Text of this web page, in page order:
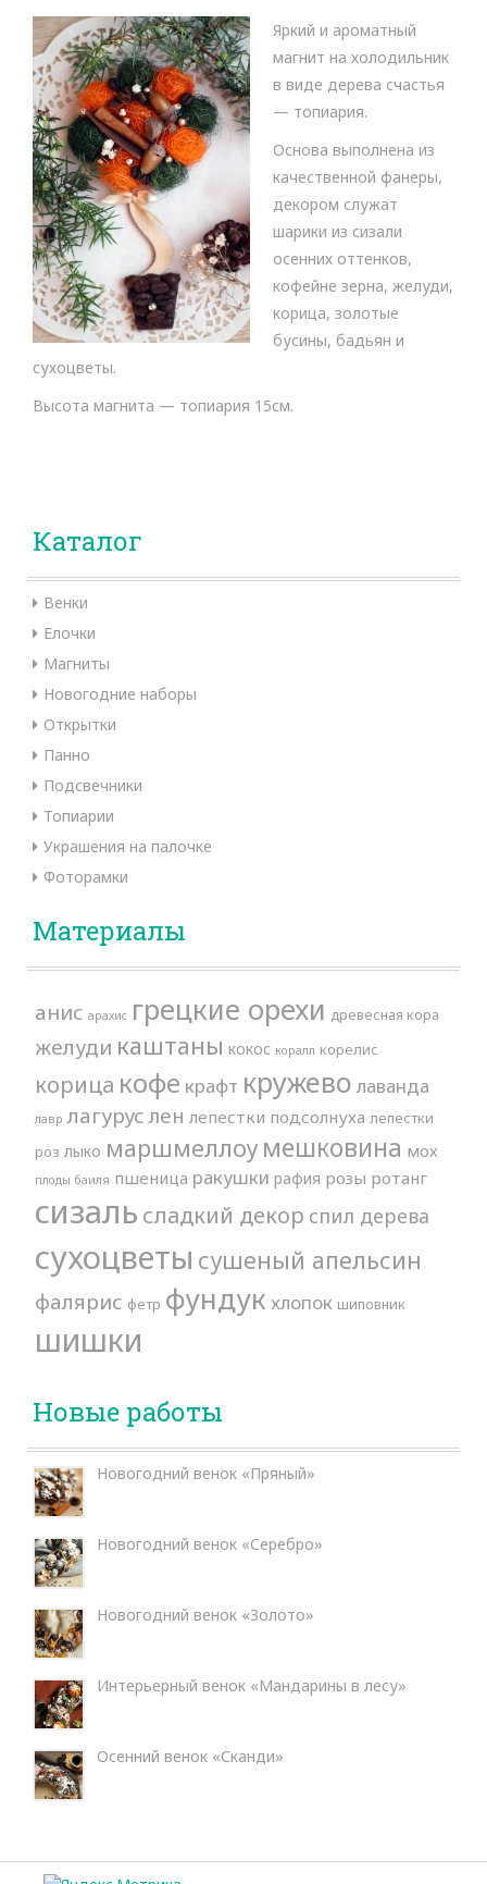
c
e
b
o
o
k
i
t
t
e
r
v
e
J
o
u
r
n
a
l
Яркий и ароматный
магнит на холодильник
в виде дерева счастья
— топиария.
Основа выполнена из
качественной фанеры,
декором служат
шарики из сизали
осенних оттенков,
кофейне зерна, желуди,
корица, золотые
бусины, бадьян и
сухоцветы.
Высота магнита — топиария 15см.
Каталог
Венки
Елочки
Магниты
Новогодние наборы
Открытки
Панно
Подсвечники
Топиарии
Украшения на палочке
Фоторамки
Материалы
анис арахис грецкие орехи древесная кора
желуди каштаны кокос коралл корелис
корица кофе крафт кружево лаванда
лавр лагурус лен лепестки подсолнуха лепестки
роз лыко маршмеллоу мешковина мох
плоды баиля пшеница ракушки рафия розы ротанг
сизаль сладкий декор спил дерева
сухоцветы сушеный апельсин
фалярис фетр фундук хлопок шиповник
шишки
Новые работы
Новогодний венок «Пряный»
Новогодний венок «Серебро»
Новогодний венок «Золото»
Интерьерный венок «Мандарины в лесу»
Осенний венок «Сканди»